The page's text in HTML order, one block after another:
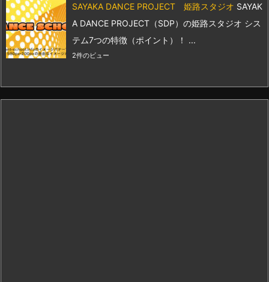
SAYAKA DANCE PROJECT 姫路スタジオ SAYAK
A DANCE PROJECT（SDP）の姫路スタジオ シス
テム7つの特徴（ポイント）！ ...
2件のビュー